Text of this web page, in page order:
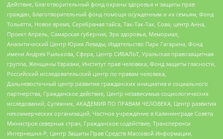
Действие, Благотворительный фонд охраны здоровья и защиты прав
граждан, Благотворительный фонд помощи осужденным и их семьям, Фонд
Тольятти, Новое время, Серебряная тайга, Так-Так-Так, Сова, центр Анна,
Проект Апрель, Самарская губерния, Эра здоровья, Мемориал,
Аналитический Центр Юрия Левады, Издательство Парк Гагарина, Фонд
имени Андрея Рылькова, Сфера, Центр СИБАЛЬТ, Уральская правозащитная
группа, Женщины Евразии, Институт прав человека, Фонд защиты гласности,
Российский исследовательский центр по правам человека,
Дальневосточный центр развития гражданских инициатив и социального
партнерства, Гражданское действие, Центр независимых социологических
исследований, Сутяжник, АКАДЕМИЯ ПО ПРАВАМ ЧЕЛОВЕКА, Центр развития
некоммерческих организаций, Частное учреждение в Калининграде Совета
Министров северных стран, Гражданское содействие, Трансперенси
Интернешнл-Р, Центр Защиты Прав Средств Массовой Информации,